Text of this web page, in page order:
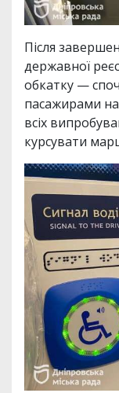
Після
державної
обкатку —
пасажирами
всіх
курсувати